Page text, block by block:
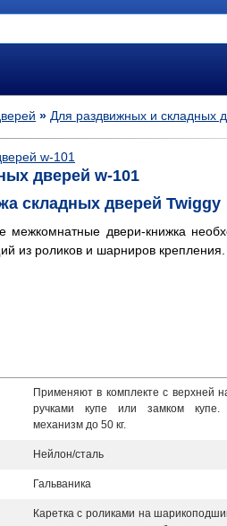
» Для раздвижных и складных
дверей w-101
складных дверей Twiggy
межкомнатные двери-книжка
из роликов и шарниров крепления.
Применяют в комплекте с верхней
ручками купе или замком купе.
механизм до 50 кг.
Нейлон/сталь
Гальваника
Каретка с роликами на